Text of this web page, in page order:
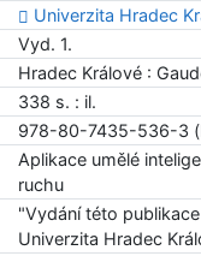
Univerzita Hradec
Vyd. 1.
Hradec Králové :
338 s. : il.
978-80-7435-536-3
Aplikace umělé
ruchu
"Vydání této
Univerzita Hradec